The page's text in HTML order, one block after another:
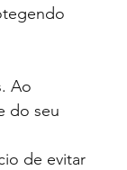
Ao
do seu
de evitar